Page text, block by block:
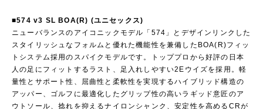
■574 v3 SL BOA(R) (ユニセックス)
ニューバランスのアイコニックモデル「574」とデザインリンクした
スタイリッシュなフォルムと優れた機能性を兼備したBOA(R)フィッ
トシステム採用のスパイクモデルです。トッププロから好評の日本
人の足にフィットするラスト、足入れしやすい2Eウイズを採用。軽
量性とサポート性、屈曲性と柔軟性を実現するハイブリッド構造の
アッパー、ゴルフに最適化したグリップ性の高いラギッド意匠のア
ウトソール、捻れを抑えるナイロンシャンク、安定性を高めるCRが